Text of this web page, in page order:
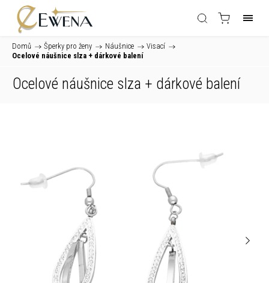
Domů / Šperky pro ženy / Náušnice / Visací /
Ocelové náušnice slza + dárkové balení
Ocelové náušnice slza + dárkové balení